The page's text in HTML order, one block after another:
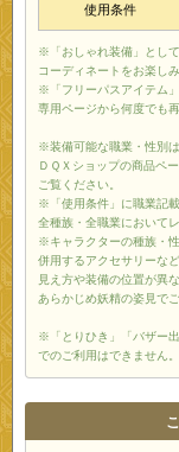
使用条件
※「おしゃれ装備」とし
コーディネートをお楽し
※「フリーパスアイテム
専用ページから何度でも
※装備可能な職業・性別
ＤＱＸショップの商品ペ
ご覧ください。
※「使用条件」に職業記
全種族・全職業において
※キャラクターの種族・性
併用するアクセサリーな
見え方や装備の位置が異
あらかじめ妖精の姿見で
※「とりひき」「バザー
でのご利用はできません。